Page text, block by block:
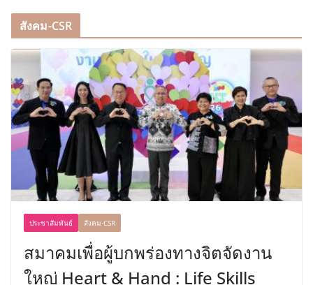
สังคม-CSR
ประชาสัมพันธ์ สังคม-CSR
สมาคมเพื่อผู้บกพร่องทางจิตจัดงาน
ใหญ่ Heart & Hand : Life Skills